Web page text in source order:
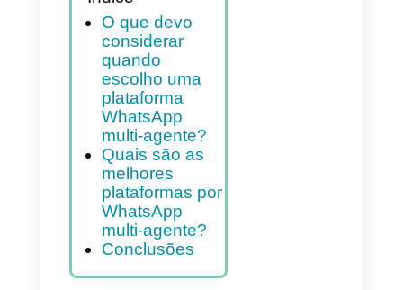
Índice
O que devo
considerar
quando
escolho uma
plataforma
WhatsApp
multi-agente?